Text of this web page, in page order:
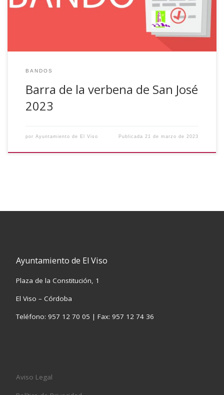
BANDOS
Barra de la verbena de San José
2023
por Ayuntamiento de El Viso Publicada21 de marzo de 2023
Ayuntamiento de El Viso
Plaza de la Constitución, 1
El Viso – Córdoba
Teléfono: 957 12 70 05 | Fax: 957 12 74 36
Aviso Legal